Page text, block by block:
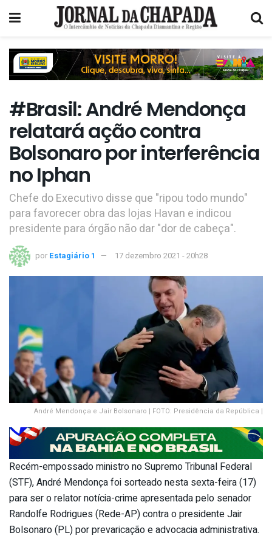
#Brasil: André Mendonça
relatará ação contra
Bolsonaro por interferência
no Iphan
Chefe do Executivo disse que "ripou todo mundo"
para favorecer obra das lojas Havan e indicou
presidente para órgão não dar "dor de cabeça".
por Estagiário 1 17 dezembro 2021 - 20h28
André Mendonça e Jair Bolsonaro | FOTO: Presidência da República |
Recém-empossado ministro no Supremo Tribunal Federal
(STF), André Mendonça foi sorteado nesta sexta-feira (17)
para ser o relator notícia-crime apresentada pelo senador
Randolfe Rodrigues (Rede-AP) contra o presidente Jair
Bolsonaro (PL) por prevaricação e advocacia administrativa.